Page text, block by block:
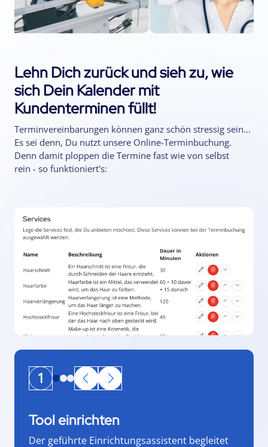
Lehn Dich zurück und sieh zu, wie
sich Dein Kalender mit
Kundenterminen füllt!
Terminvereinbarungen können ganz schön stressig sein...
Es sei denn, Du nutzt unsere Online-Terminbuchung.
Denn damit ploppen die Termine fast wie von selbst
rein - so funktioniert's:
1
Tool einrichten
Der geführte Einrichtungsassistent begleitet